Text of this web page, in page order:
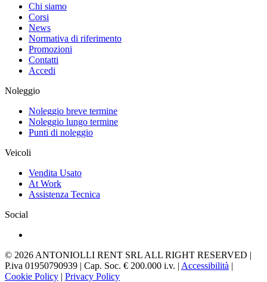
Chi siamo
Corsi
News
Normativa di riferimento
Promozioni
Contatti
Accedi
Noleggio
Noleggio breve termine
Noleggio lungo termine
Punti di noleggio
Veicoli
Vendita Usato
At Work
Assistenza Tecnica
Social
© 2026 ANTONIOLLI RENT SRL ALL RIGHT RESERVED |
P.iva 01950790939 | Cap. Soc. € 200.000 i.v. | Accessibilità |
Cookie Policy | Privacy Policy